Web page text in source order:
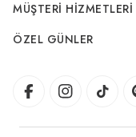
MÜŞTERI HIZMETLERI
ÖZEL GÜNLER